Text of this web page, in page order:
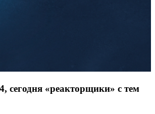
сегодня «реакторщики» с тем